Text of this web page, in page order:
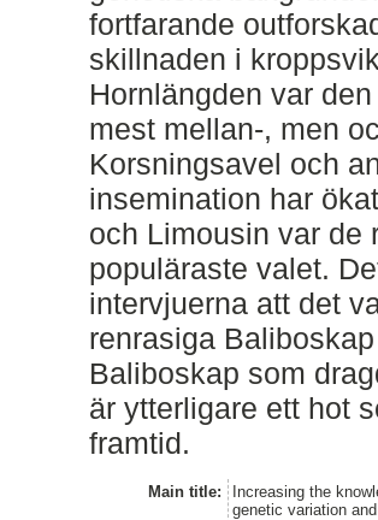
fortfarande
skillnaden i
Hornlängden var
mest mellan-, men
Korsningsavel och
insemination har
och Limousin var de
populäraste valet.
intervjuerna att det
renrasiga
Baliboskap som
är ytterligare ett hot
framtid.
Main title:
Increasing the
genetic variation